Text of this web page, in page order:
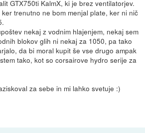
GTX750ti KalmX, ki je brez ventilatorjev.
trenutno ne bom menjal plate, ker ni nič
nekaj z vodnim hlajenjem, nekaj sem
blokov glih ni nekaj za 1050, pa tako
da bi moral kupit še vse drugo ampak
tako, kot so corsairove hydro serije za
za sebe in mi lahko svetuje :)